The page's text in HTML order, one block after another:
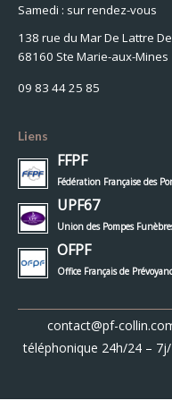
Samedi : sur rendez-vous
138 rue du Mar De Lattre
68160 Ste Marie-aux-Mines
09 83 44 25 85
Liens
FFPF
Fédération Française des
UPF67
Union des Pompes
OFPF
Office Français de
contact@pf-
téléphonique 24h/24 –